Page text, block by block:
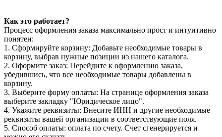
Как это работает?
Процесс оформления заказа максимально прост и интуитивно
понятен:
1. Сформируйте корзину: Добавьте необходимые товары в
корзину, выбрав нужные позиции из нашего каталога.
2. Оформите заказ: Перейдите к оформлению заказа,
убедившись, что все необходимые товары добавлены в
корзину.
3. Выберите форму оплаты: На странице оформления заказа
выберите закладку "Юридическое лицо".
4. Укажите реквизиты: Внесите ИНН и другие необходимые
реквизиты вашей организации в соответствующие поля.
5. Способ оплаты: оплата по счету. Счет сгенерируется и